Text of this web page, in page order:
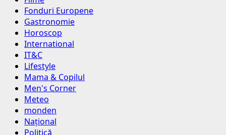
Fonduri Europene
Gastronomie
Horoscop
International
IT&C
Lifestyle
Mama & Copilul
Men's Corner
Meteo
monden
Național
Politică